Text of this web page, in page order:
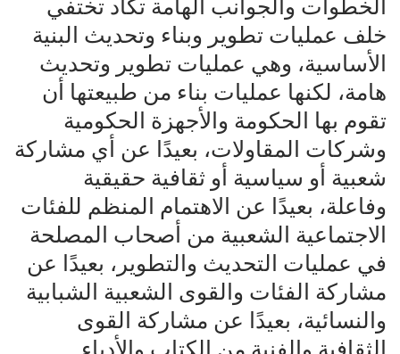
الخطوات والجوانب الهامة تكاد تختفي
خلف عمليات تطوير وبناء وتحديث البنية
الأساسية، وهي عمليات تطوير وتحديث
هامة، لكنها عمليات بناء من طبيعتها أن
تقوم بها الحكومة والأجهزة الحكومية
وشركات المقاولات، بعيدًا عن أي مشاركة
شعبية أو سياسية أو ثقافية حقيقية
وفاعلة، بعيدًا عن الاهتمام المنظم للفئات
الاجتماعية الشعبية من أصحاب المصلحة
في عمليات التحديث والتطوير، بعيدًا عن
مشاركة الفئات والقوى الشعبية الشبابية
والنسائية، بعيدًا عن مشاركة القوى
الثقافية والفنية من الكتاب والأدباء